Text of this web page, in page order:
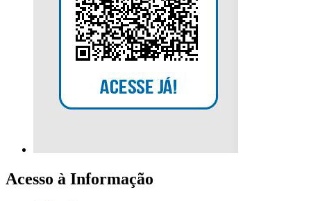
Acesso à Informação